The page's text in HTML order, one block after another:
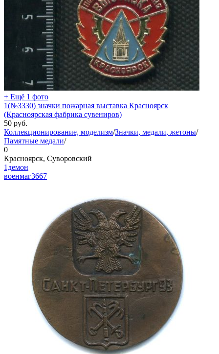
+ Ещё 1 фото
1(№3330) значки пожарная выставка Красноярск
(Красноярская фабрика сувениров)
50 руб.
Коллекционирование, моделизм/Значки, медали, жетоны/
Памятные медали/
0
Красноярск, Суворовский
1демон
военмаг3667